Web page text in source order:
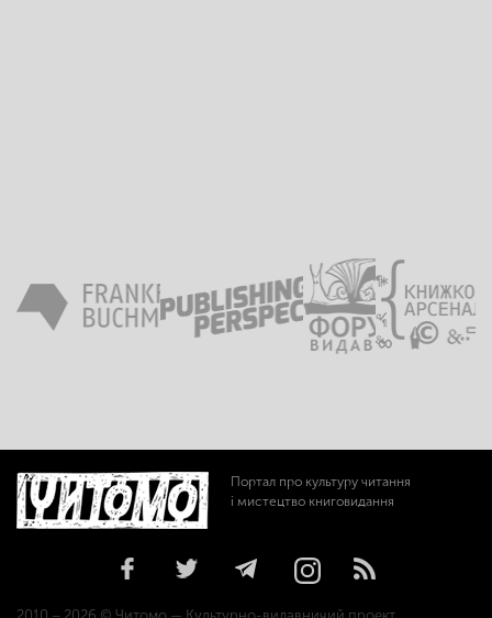
Портал про культуру читання
і мистецтво книговидання